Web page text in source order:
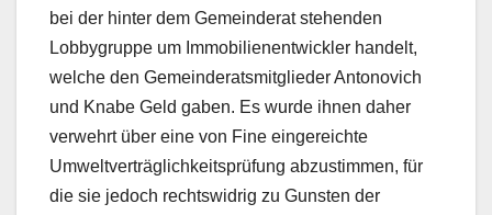
bei der hinter dem Gemeinderat stehenden
Lobbygruppe um Immobilienentwickler handelt,
welche den Gemeinderatsmitglieder Antonovich
und Knabe Geld gaben. Es wurde ihnen daher
verwehrt über eine von Fine eingereichte
Umweltverträglichkeitsprüfung abzustimmen, für
die sie jedoch rechtswidrig zu Gunsten der